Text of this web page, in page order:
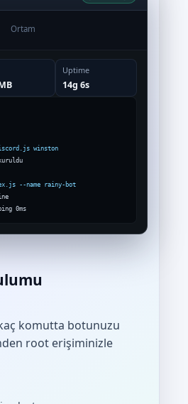
Ortam
Uptime
14g 6s
winston
--name rainy-bot
0ms
komutta botunuzu
root erişiminizle